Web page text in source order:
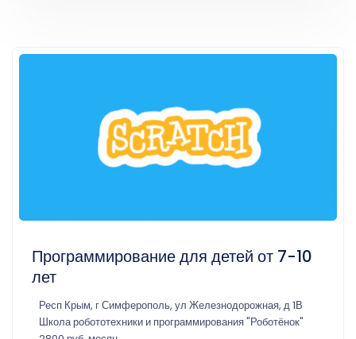
Программирование для детей от 7-10
лет
Респ Крым, г Симферополь, ул Железнодорожная, д 1В
Школа робототехники и программирования "Роботёнок"